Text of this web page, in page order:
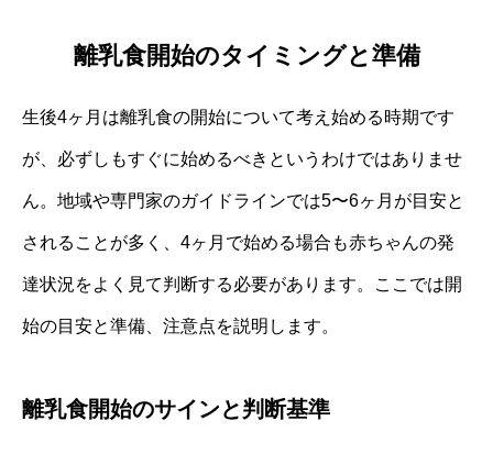
離乳食開始のタイミングと準備
生後4ヶ月は離乳食の開始について考え始める時期です
が、必ずしもすぐに始めるべきというわけではありませ
ん。地域や専門家のガイドラインでは5〜6ヶ月が目安と
されることが多く、4ヶ月で始める場合も赤ちゃんの発
達状況をよく見て判断する必要があります。ここでは開
始の目安と準備、注意点を説明します。
離乳食開始のサインと判断基準